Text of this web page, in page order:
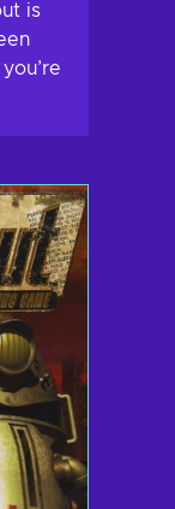
is